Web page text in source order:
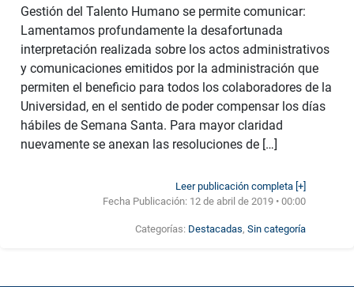
Gestión del Talento Humano se permite comunicar:
Lamentamos profundamente la desafortunada
interpretación realizada sobre los actos administrativos
y comunicaciones emitidos por la administración que
permiten el beneficio para todos los colaboradores de la
Universidad, en el sentido de poder compensar los días
hábiles de Semana Santa. Para mayor claridad
nuevamente se anexan las resoluciones de […]
Leer publicación completa [+]
Fecha Publicación: 12 de abril de 2019 • 00:00
Categorías: Destacadas,Sin categoría